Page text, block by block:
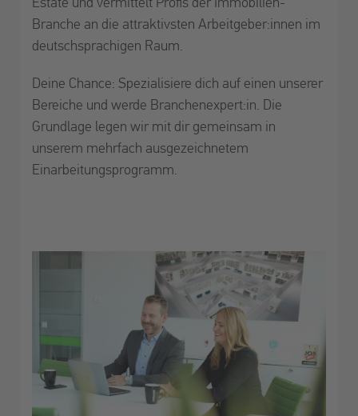
Estate und vermittelt Profis der Immobilien-
Branche an die attraktivsten Arbeitgeber:innen im
deutschsprachigen Raum.
Deine Chance: Spezialisiere dich auf einen unserer
Bereiche und werde Branchenexpert:in. Die
Grundlage legen wir mit dir gemeinsam in
unserem mehrfach ausgezeichnetem
Einarbeitungsprogramm.